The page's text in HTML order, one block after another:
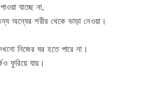
যাচ্ছে না,
অন্যের শরীর থেকে ভাড়া নেওয়া।
নিজের ঘর হতে পারে না।
ফুরিয়ে যায়।